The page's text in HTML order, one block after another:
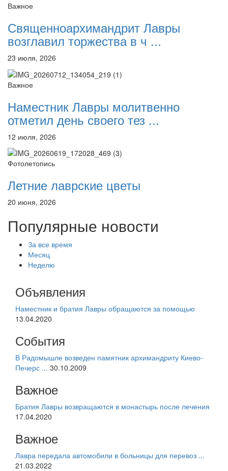
Важное
Священноархимандрит Лавры
возглавил торжества в ч ...
23 июля, 2026
Важное
Наместник Лавры молитвенно
отметил день своего тез ...
12 июля, 2026
Фотолетопись
Летние лаврские цветы
20 июня, 2026
Популярные новости
За все время
Месяц
Неделю
Объявления
Наместник и братия Лавры обращаются за помощью
13.04.2020
События
В Радомышле возведен памятник архимандриту Киево-
Печерс ... 30.10.2009
Важное
Братия Лавры возвращаются в монастырь после лечения
17.04.2020
Важное
Лавра передала автомобили в больницы для перевоз ...
21.03.2022